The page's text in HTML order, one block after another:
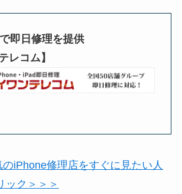
即日修理を提供
レコム】
iPhone修理店をすぐに見たい人
ック＞＞＞